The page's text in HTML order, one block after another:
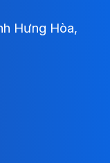
Hưng Hòa,